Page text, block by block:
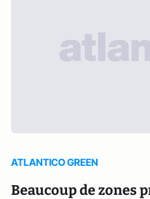
ATLANTICO GREEN
Beaucoup de zones